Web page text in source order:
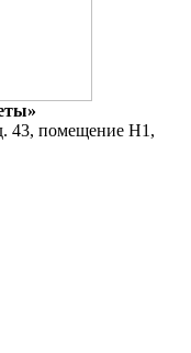
43, помещение Н1,